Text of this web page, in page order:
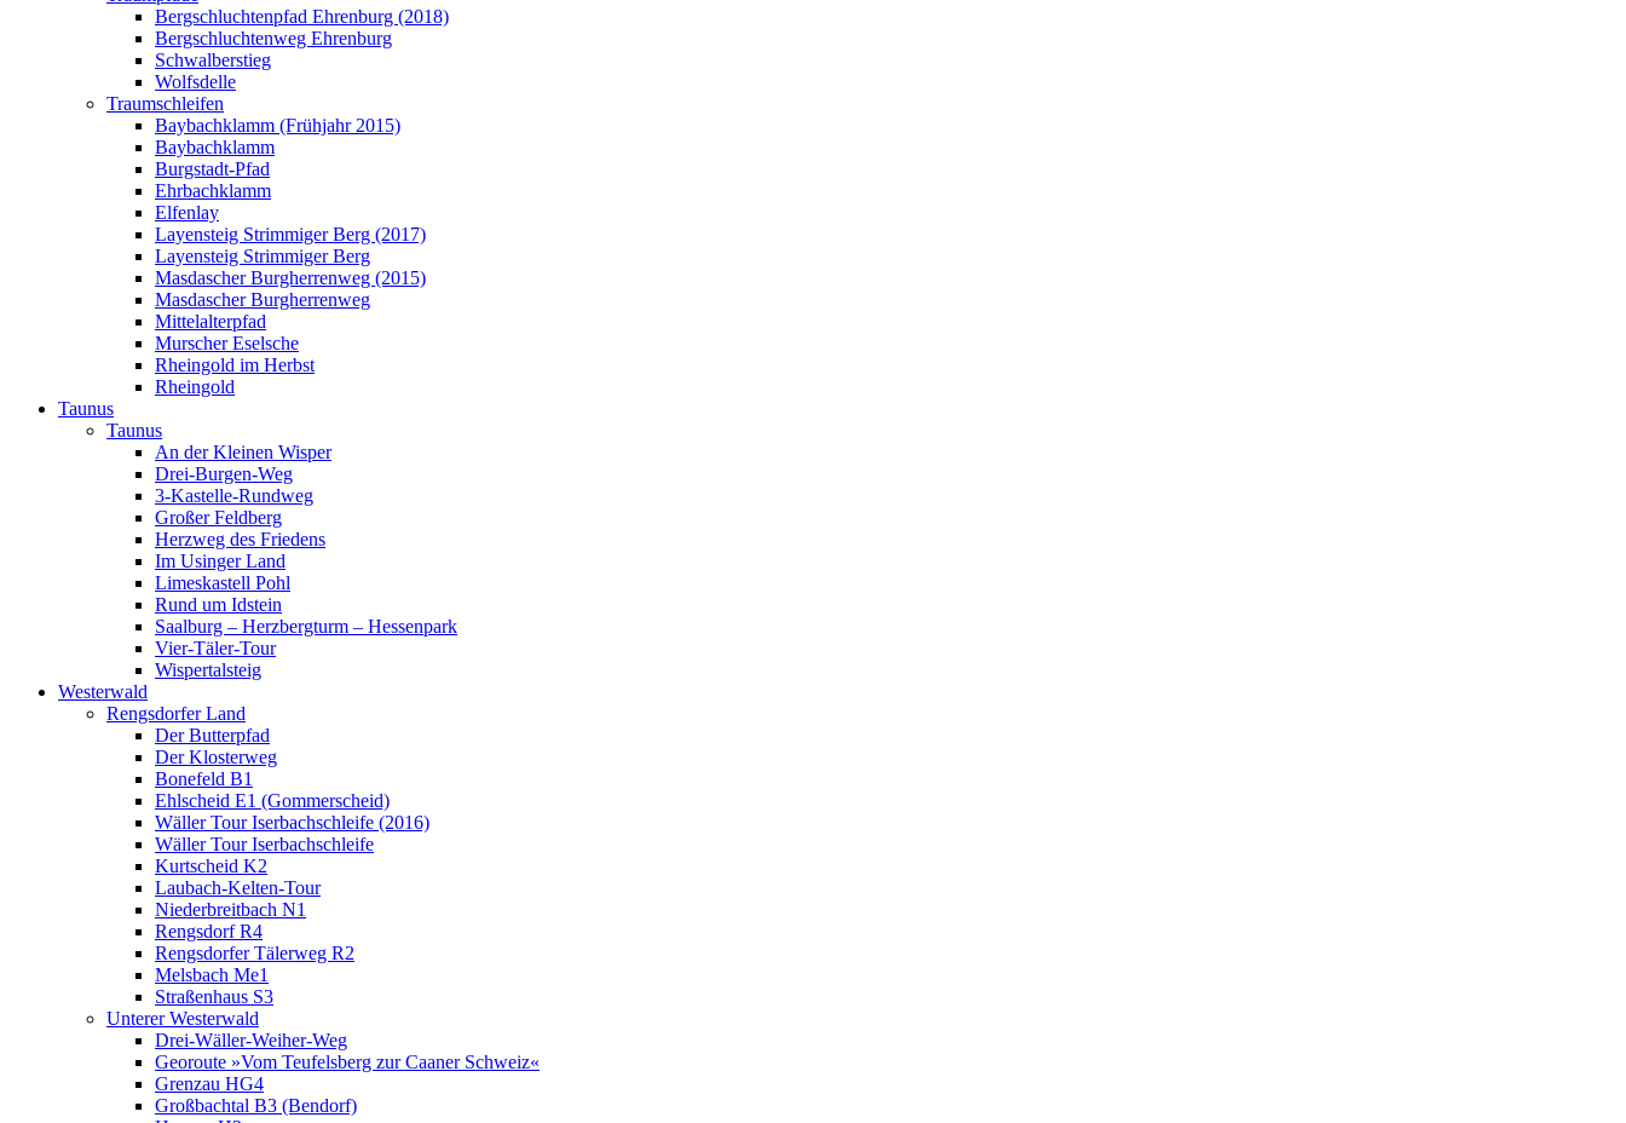
Bergschluchtenpfad Ehrenburg (2018)
Bergschluchtenweg Ehrenburg
Schwalberstieg
Wolfsdelle
Traumschleifen
Baybachklamm (Frühjahr 2015)
Baybachklamm
Burgstadt-Pfad
Ehrbachklamm
Elfenlay
Layensteig Strimmiger Berg (2017)
Layensteig Strimmiger Berg
Masdascher Burgherrenweg (2015)
Masdascher Burgherrenweg
Mittelalterpfad
Murscher Eselsche
Rheingold im Herbst
Rheingold
Taunus
Taunus
An der Kleinen Wisper
Drei-Burgen-Weg
3-Kastelle-Rundweg
Großer Feldberg
Herzweg des Friedens
Im Usinger Land
Limeskastell Pohl
Rund um Idstein
Saalburg – Herzbergturm – Hessenpark
Vier-Täler-Tour
Wispertalsteig
Westerwald
Rengsdorfer Land
Der Butterpfad
Der Klosterweg
Bonefeld B1
Ehlscheid E1 (Gommerscheid)
Wäller Tour Iserbachschleife (2016)
Wäller Tour Iserbachschleife
Kurtscheid K2
Laubach-Kelten-Tour
Niederbreitbach N1
Rengsdorf R4
Rengsdorfer Tälerweg R2
Melsbach Me1
Straßenhaus S3
Unterer Westerwald
Drei-Wäller-Weiher-Weg
Georoute »Vom Teufelsberg zur Caaner Schweiz«
Grenzau HG4
Großbachtal B3 (Bendorf)